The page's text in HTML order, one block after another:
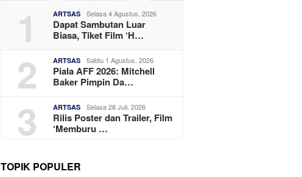
1 ARTSAS Selasa 4 Agustus, 2026
Dapat Sambutan Luar
Biasa, Tiket Film ‘H…
2 ARTSAS Sabtu 1 Agustus, 2026
Piala AFF 2026: Mitchell
Baker Pimpin Da…
3 ARTSAS Selasa 28 Juli, 2026
Rilis Poster dan Trailer, Film
‘Memburu …
TOPIK POPULER